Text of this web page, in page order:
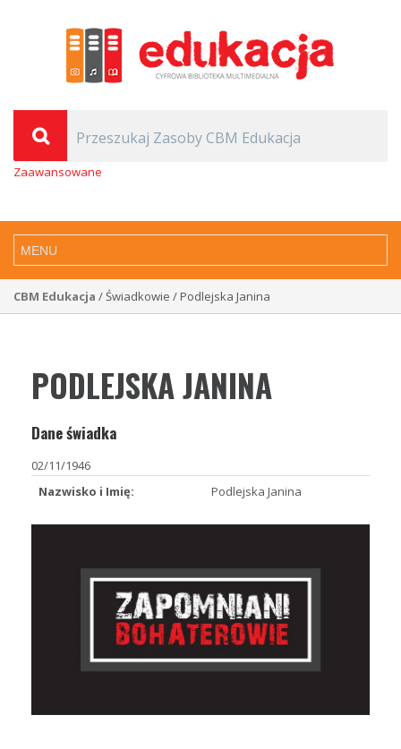
Zaawansowane
CBM Edukacja / Świadkowie / Podlejska Janina
PODLEJSKA JANINA
Dane świadka
02/11/1946
Nazwisko i Imię:
Podlejska Janina